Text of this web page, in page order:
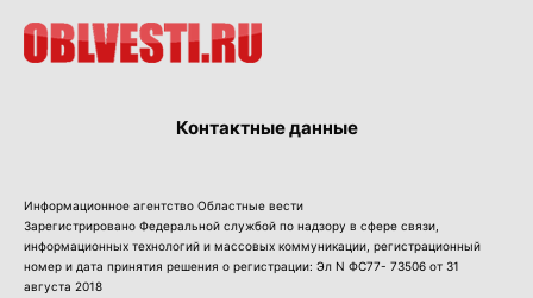
Контактные данные
Информационное агентство Областные вести
Зарегистрировано Федеральной службой по надзору в сфере связи,
информационных технологий и массовых коммуникации, регистрационный
номер и дата принятия решения о регистрации: Эл N ФС77- 73506 от 31
августа 2018